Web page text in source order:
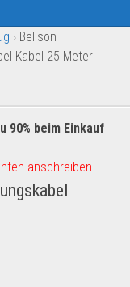
› Bellson
Kabel 25 Meter
90% beim Einkauf
anschreiben.